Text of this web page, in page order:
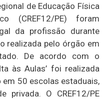
de Educação Física
(CREF12/PE) foram
da profissão durante
realizada pelo órgão em
De acordo com o
às Aulas’ foi realizada
50 escolas estaduais,
privada. O CREF12/PE